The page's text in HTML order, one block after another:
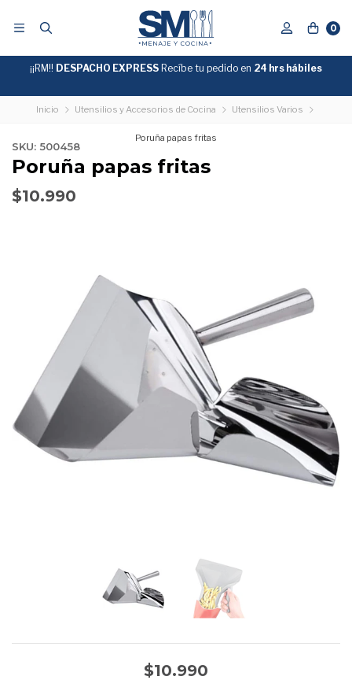
0
GRATIS
SOBRE
¡¡RM!! DESPACHO EXPRESS Recíbe tu pedido en 24 hrs hábiles
Inicio Utensilios y Accesorios de Cocina Utensilios Varios
Poruña papas fritas
SKU: 500458
Poruña papas fritas
$10.990
$10.990